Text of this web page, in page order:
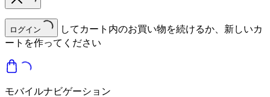
ログイン
してカート内のお買い物を続けるか、新しいカ
ートを作ってください
モバイルナビゲーション